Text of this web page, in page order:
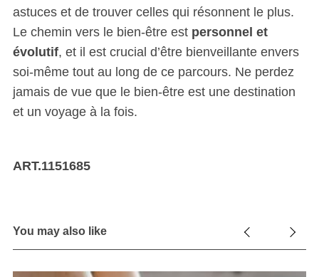
astuces et de trouver celles qui résonnent le plus.
Le chemin vers le bien-être est personnel et
évolutif, et il est crucial d’être bienveillante envers
soi-même tout au long de ce parcours. Ne perdez
jamais de vue que le bien-être est une destination
et un voyage à la fois.
ART.1151685
You may also like